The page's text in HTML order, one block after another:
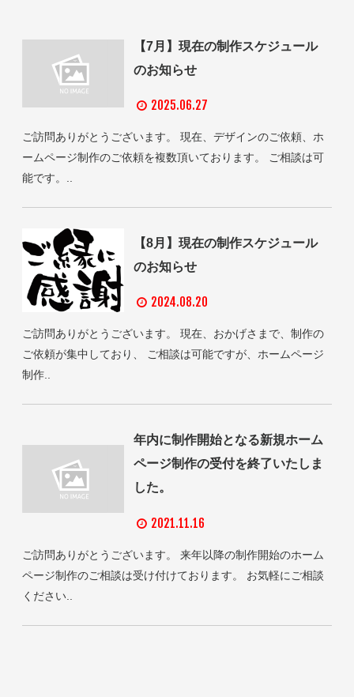
【7月】現在の制作スケジュール
のお知らせ
2025.06.27
ご訪問ありがとうございます。 現在、デザインのご依頼、ホ
ームページ制作のご依頼を複数頂いております。 ご相談は可
能です。..
【8月】現在の制作スケジュール
のお知らせ
2024.08.20
ご訪問ありがとうございます。 現在、おかげさまで、制作の
ご依頼が集中しており、 ご相談は可能ですが、ホームページ
制作..
年内に制作開始となる新規ホーム
ページ制作の受付を終了いたしま
した。
2021.11.16
ご訪問ありがとうございます。 来年以降の制作開始のホーム
ページ制作のご相談は受け付けております。 お気軽にご相談
ください..